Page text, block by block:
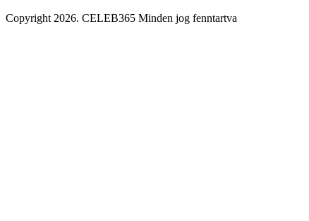
Copyright 2026. CELEB365 Minden jog fenntartva